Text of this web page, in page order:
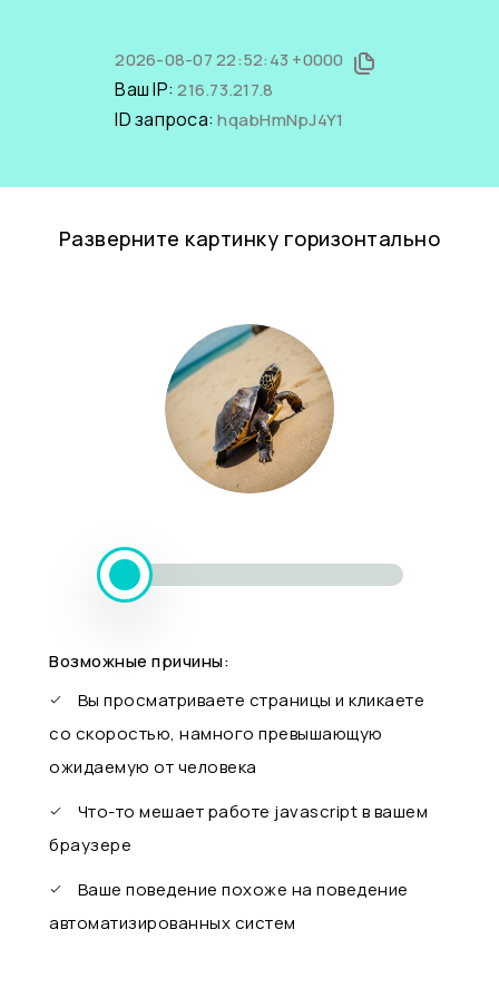
2026-08-07 22:52:43 +0000
Ваш IP:216.73.217.8
ID запроса:hqabHmNpJ4Y1
Разверните картинку горизонтально
Возможные причины:
Вы просматриваете страницы и кликаете
со скоростью, намного превышающую
ожидаемую от человека
Что-то мешает работе javascript в вашем
браузере
Ваше поведение похоже на поведение
автоматизированных систем